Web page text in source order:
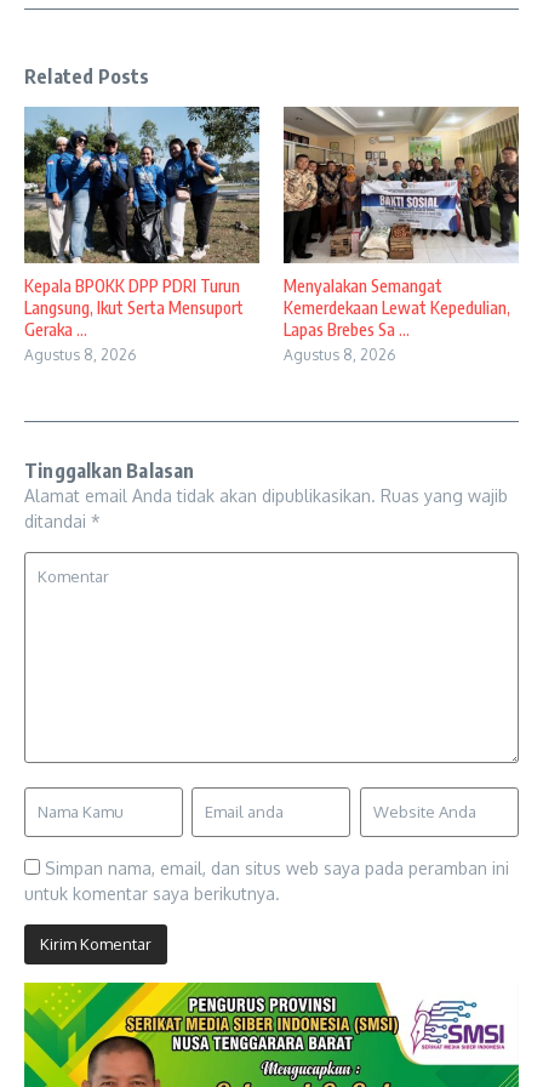
Related Posts
Kepala BPOKK DPP PDRI Turun
Langsung, Ikut Serta Mensuport
Geraka ...
Agustus 8, 2026
Menyalakan Semangat
Kemerdekaan Lewat Kepedulian,
Lapas Brebes Sa ...
Agustus 8, 2026
Tinggalkan Balasan
Alamat email Anda tidak akan dipublikasikan. Ruas yang wajib
ditandai *
Simpan nama, email, dan situs web saya pada peramban ini
untuk komentar saya berikutnya.